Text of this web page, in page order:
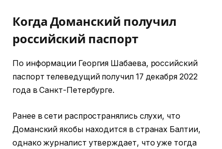
Когда Доманский получил
российский паспорт
По информации Георгия Шабаева, российский
паспорт телеведущий получил 17 декабря 2022
года в Санкт-Петербурге.
Ранее в сети распространялись слухи, что
Доманский якобы находится в странах Балтии,
однако журналист утверждает, что уже тогда